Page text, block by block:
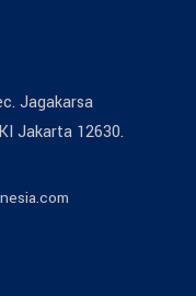
Jagakarsa
Jakarta 12630.